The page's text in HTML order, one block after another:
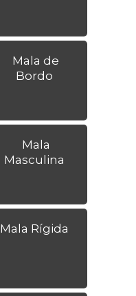
Mala de
Bordo
Mala
Masculina
Mala Rígida